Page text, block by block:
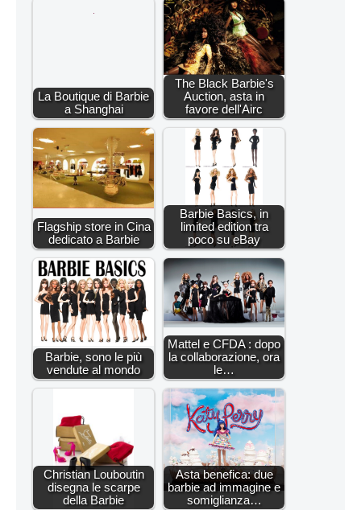
La Boutique di Barbie
a Shanghai
The Black Barbie's
Auction, asta in
favore dell'Airc
Flagship store in Cina
dedicato a Barbie
Barbie Basics, in
limited edition tra
poco su eBay
Barbie, sono le più
vendute al mondo
Mattel e CFDA : dopo
la collaborazione, ora
le…
Christian Louboutin
disegna le scarpe
della Barbie
Asta benefica: due
barbie ad immagine e
somiglianza…